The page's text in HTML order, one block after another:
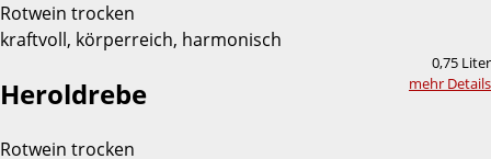
Rotwein trocken
kraftvoll, körperreich, harmonisch
0,75 Liter
mehr Details
Heroldrebe
Rotwein trocken